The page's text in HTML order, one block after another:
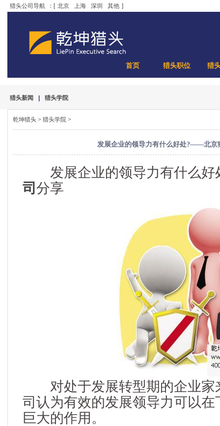
猎头公司导航 ：[ 北京 上海 深圳 其他 ]
首页 猎头职位 猎
猎头新闻 猎头学院
乾坤猎头 > 猎头学院 >
发展企业的领导力有什么好处?——北京
发展企业的领导力有什么
司分享
对处于发展转型期的企业家
司认为有效的发展领导力可以
巨大的作用。